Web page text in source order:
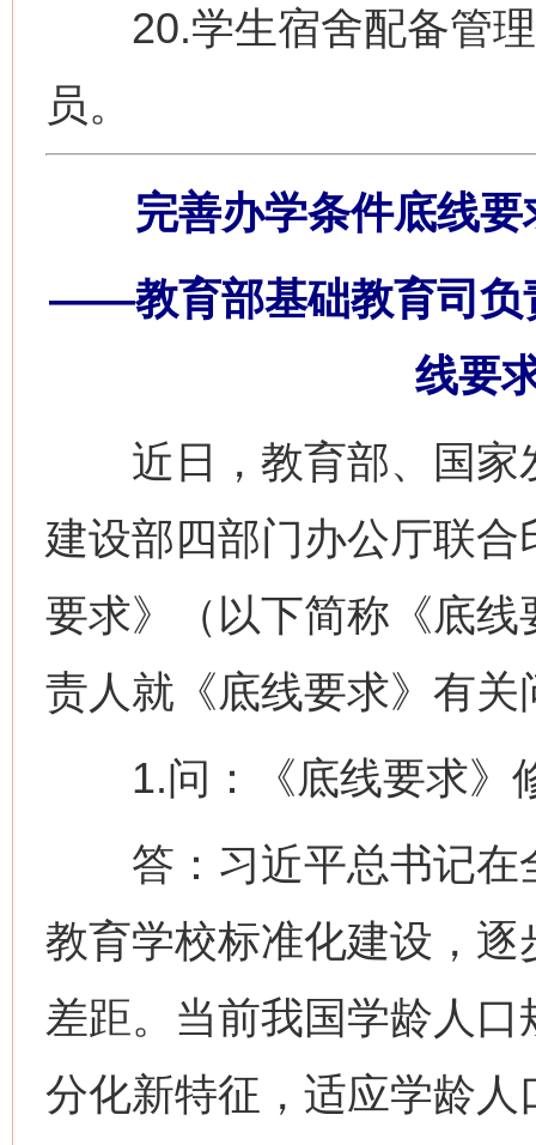
20.学生宿舍配备管理
员。
完善办学条件底线
——教育部基础教育司负
线要
近日，教育部、国家
建设部四部门办公厅联
要求》（以下简称《底
责人就《底线要求》有
1.问：《底线要求》
答：习近平总书记在
教育学校标准化建设，
差距。当前我国学龄人
分化新特征，适应学龄